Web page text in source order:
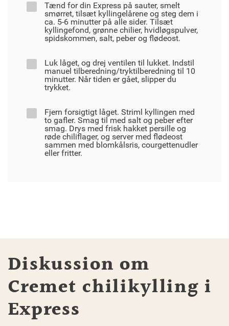
Tænd for din Express på sauter, smelt
smørret, tilsæt kyllingelårene og steg dem i
ca. 5-6 minutter på alle sider. Tilsæt
kyllingefond, grønne chilier, hvidløgspulver,
spidskommen, salt, peber og flødeost.
Luk låget, og drej ventilen til lukket. Indstil
manuel tilberedning/tryktilberedning til 10
minutter. Når tiden er gået, slipper du
trykket.
Fjern forsigtigt låget. Striml kyllingen med
to gafler. Smag til med salt og peber efter
smag. Drys med frisk hakket persille og
røde chiliflager, og server med flødeost
sammen med blomkålsris, courgettenudler
eller fritter.
Diskussion om
Cremet chilikylling i
Express